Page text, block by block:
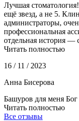
Лучшая
ещё звезд, а не 5.
администраторы,
профессиональная
отдельная история —
Читать полностью
16 / 11 / 2023
Анна Бисерова
Башуров для меня
Читать полностью
Все отзывы